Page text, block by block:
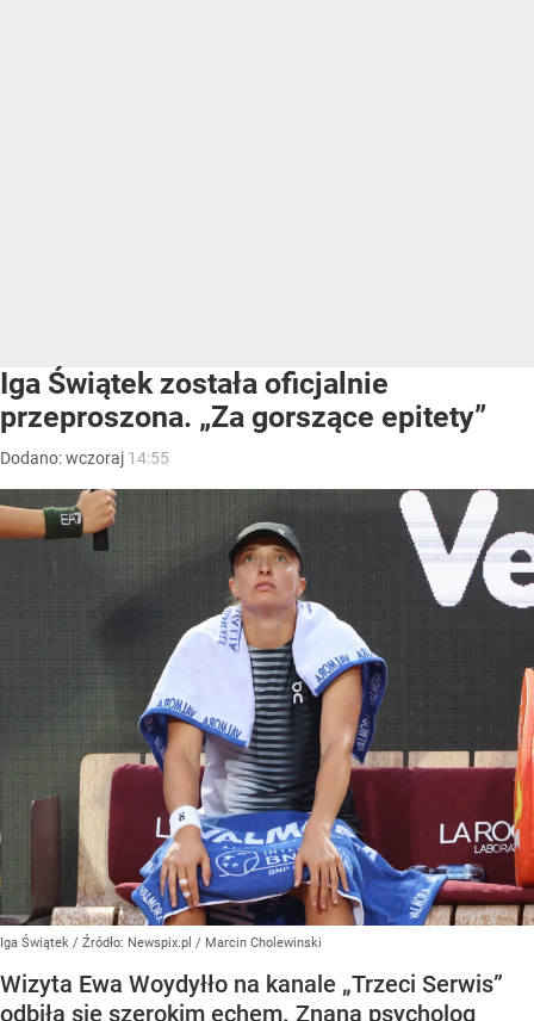
Iga Świątek została oficjalnie
przeproszona. „Za gorszące epitety”
Dodano:wczoraj 14:55
Iga Świątek / Źródło: Newspix.pl / Marcin Cholewinski
Wizyta Ewa Woydyłło na kanale „Trzeci Serwis”
odbiła się szerokim echem. Znana psycholog